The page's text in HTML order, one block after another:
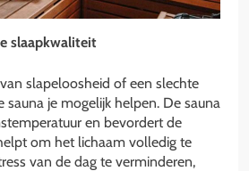
slaapkwaliteit
slapeloosheid of een slechte
sauna je mogelijk helpen. De sauna
en bevordert de
om het lichaam volledig te
van de dag te verminderen,